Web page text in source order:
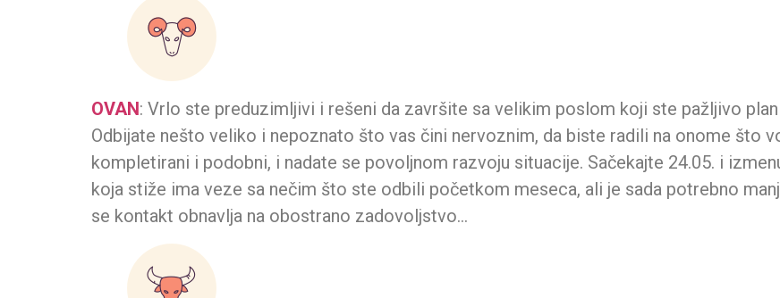
OVAN: Vrlo ste preduzimljivi i rešeni da završite sa velikim poslom koji ste pažljivo
Odbijate nešto veliko i nepoznato što vas čini nervoznim, da biste radili na onome što
kompletirani i podobni, i nadate se povoljnom razvoju situacije. Sačekajte 24.05. i
koja stiže ima veze sa nečim što ste odbili početkom meseca, ali je sada potrebno
se kontakt obnavlja na obostrano zadovoljstvo…